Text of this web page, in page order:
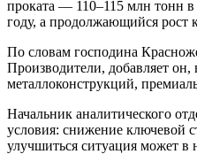
проката — 110–115 млн тонн в
году, а продолжающийся рост
По словам господина
Производители, добавляет
металлоконструкций,
Начальник аналитического
условия: снижение ключевой
улучшиться ситуация может в